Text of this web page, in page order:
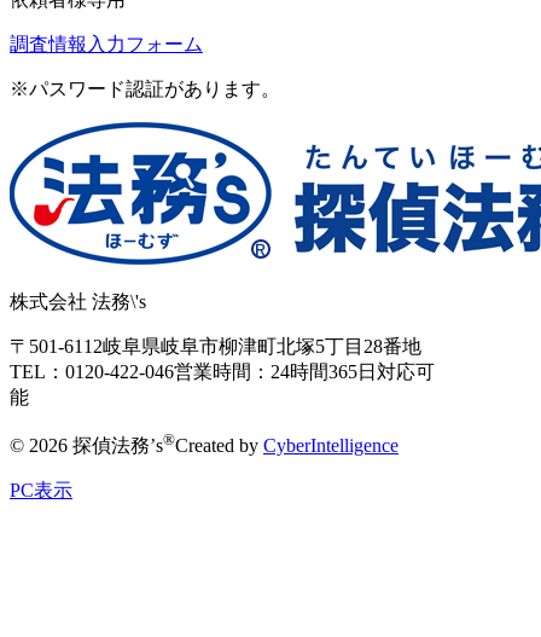
調査情報入力フォーム
※パスワード認証があります。
株式会社 法務\'s
〒501-6112岐阜県岐阜市柳津町北塚5丁目28番地
TEL：0120-422-046営業時間：24時間365日対応可
能
© 2026 探偵法務’s®Created by CyberIntelligence
PC表示